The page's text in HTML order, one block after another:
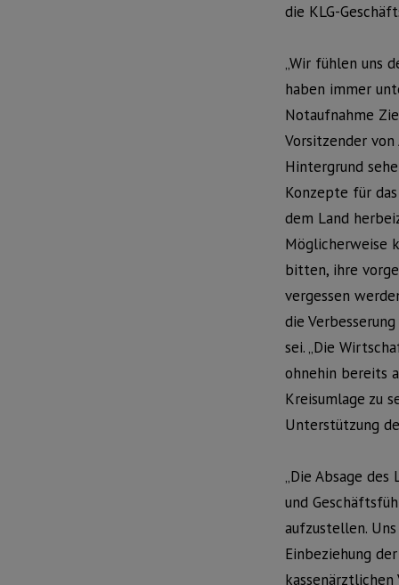
die KLG-
„Wir fühlen uns
haben immer
Notaufnahme
Vorsitzender
Hintergrund
Konzepte für
dem Land
Möglicherweise
bitten, ihre
vergessen
die
sei. „Die
ohnehin bereits
Kreisumlage zu
Unterstützung
„Die Absage
und
aufzustellen.
Einbeziehung